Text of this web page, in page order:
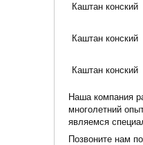
Каштан конский
Каштан конский
Каштан конский
Наша компания
многолетний
являемся
Позвоните нам